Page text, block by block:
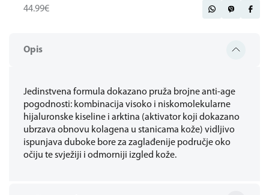
Opis
Jedinstvena formula dokazano pruža brojne anti-age
pogodnosti: kombinacija visoko i niskomolekularne
hijaluronske kiseline i arktina (aktivator koji dokazano
ubrzava obnovu kolagena u stanicama kože) vidljivo
ispunjava duboke bore za zaglađenije područje oko
očiju te svježiji i odmorniji izgled kože.
44.99€